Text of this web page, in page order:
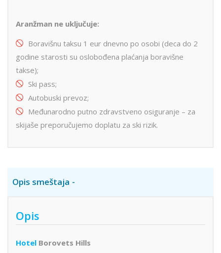
Aranžman ne uključuje:
Boravišnu taksu 1 eur dnevno po osobi (deca do 2
godine starosti su oslobođena plaćanja boravišne
takse);
Ski pass;
Autobuski prevoz;
Međunarodno putno zdravstveno osiguranje – za
skijaše preporučujemo doplatu za ski rizik.
Opis smeštaja
Opis
Hotel Borovets Hills